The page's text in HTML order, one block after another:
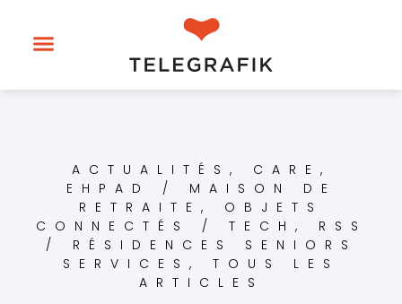
ACTUALITÉS , CARE ,
EHPAD / MAISON DE
RETRAITE , OBJETS
CONNECTÉS / TECH , RSS
/ RÉSIDENCES SENIORS
SERVICES , TOUS LES
ARTICLES